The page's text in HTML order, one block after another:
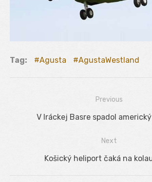
Tag: Agusta AgustaWestland
Navigácia
Previous
Previous
V Iráckej Basre spadol
Next
Next
Košický heliport čaká na